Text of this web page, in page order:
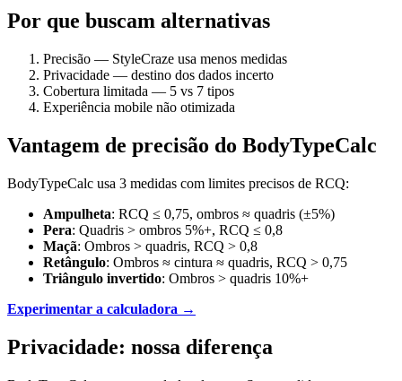
Por que buscam alternativas
Precisão — StyleCraze usa menos medidas
Privacidade — destino dos dados incerto
Cobertura limitada — 5 vs 7 tipos
Experiência mobile não otimizada
Vantagem de precisão do BodyTypeCalc
BodyTypeCalc usa 3 medidas com limites precisos de RCQ:
Ampulheta: RCQ ≤ 0,75, ombros ≈ quadris (±5%)
Pera: Quadris > ombros 5%+, RCQ ≤ 0,8
Maçã: Ombros > quadris, RCQ > 0,8
Retângulo: Ombros ≈ cintura ≈ quadris, RCQ > 0,75
Triângulo invertido: Ombros > quadris 10%+
Experimentar a calculadora →
Privacidade: nossa diferença